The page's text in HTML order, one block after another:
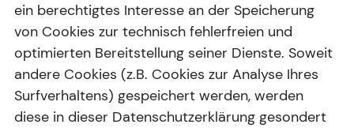
ein berechtigtes Interesse an der Speicherung
von Cookies zur technisch fehlerfreien und
optimierten Bereitstellung seiner Dienste. Soweit
andere Cookies (z.B. Cookies zur Analyse Ihres
Surfverhaltens) gespeichert werden, werden
diese in dieser Datenschutzerklärung gesondert